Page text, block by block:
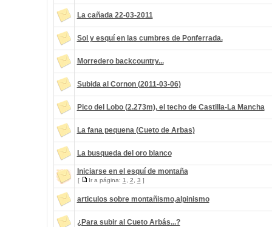
La cañada 22-03-2011
Sol y esquí en las cumbres de Ponferrada.
Morredero backcountry...
Subida al Cornon (2011-03-06)
Pico del Lobo (2.273m), el techo de Castilla-La Mancha
La fana pequena (Cueto de Arbas)
La busqueda del oro blanco
Iniciarse en el esquí de montaña
[ Ir a página: 1 2 3 ]
articulos sobre montañismo,alpinismo
¿Para subir al Cueto Arbás...?